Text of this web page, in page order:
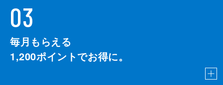
03
毎月もらえる
1,200ポイントでお得に。